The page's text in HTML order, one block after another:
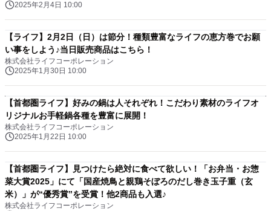
2025年2月4日 10:00
【ライフ】2月2日（日）は節分！種類豊富なライフの恵方巻でお願
い事をしよう♪当日販売商品はこちら！
株式会社ライフコーポレーション
2025年1月30日 10:00
【首都圏ライフ】好みの鍋は人それぞれ！こだわり素材のライフオ
リジナルお手軽鍋各種を豊富に展開！
株式会社ライフコーポレーション
2025年1月22日 10:00
【首都圏ライフ】見つけたら絶対に食べて欲しい！「お弁当・お惣
菜大賞2025」にて「国産焼鳥と親鶏そぼろのだし巻き玉子重（玄
米）」が“優秀賞”を受賞！他2商品も入選♪
株式会社ライフコーポレーション